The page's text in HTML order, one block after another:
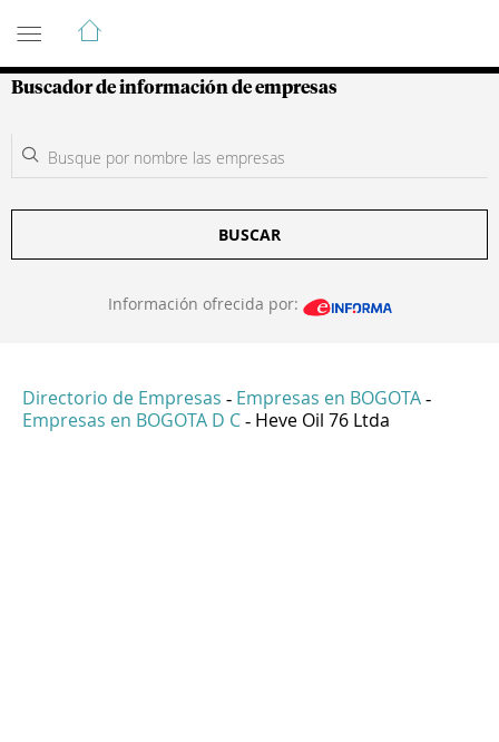
Guía de Empresas Colombianas
Buscador de información de empresas
BUSCAR
Información ofrecida por:
Directorio de Empresas - Empresas en BOGOTA -
Empresas en BOGOTA D C - Heve Oil 76 Ltda